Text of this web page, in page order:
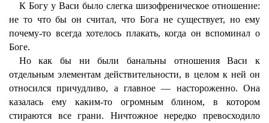
К Богу у Васи было слегка шизофреническое отношение:
не то что бы он считал, что Бога не существует, но ему
почему-то всегда хотелось плакать, когда он вспоминал о
Боге.
Но как бы ни были банальны отношения Васи к
отдельным элементам действительности, в целом к ней он
относился причудливо, а главное — настороженно. Она
казалась ему каким-то огромным блином, в котором
стираются все грани. Ничтожное нередко превосходило